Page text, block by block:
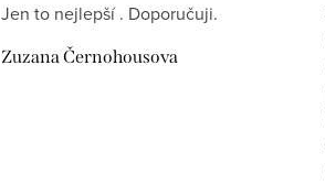
Jen to nejlepší . Doporučuji.
Zuzana Černohousova